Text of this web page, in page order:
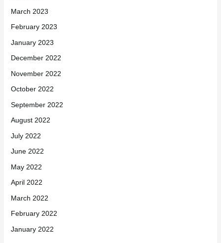
March 2023
February 2023
January 2023
December 2022
November 2022
October 2022
September 2022
August 2022
July 2022
June 2022
May 2022
April 2022
March 2022
February 2022
January 2022